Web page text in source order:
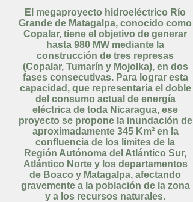
El megaproyecto hidroeléctrico Río
Grande de Matagalpa, conocido como
Copalar, tiene el objetivo de generar
hasta 980 MW mediante la
construcción de tres represas
(Copalar, Tumarín y Mojolka), en dos
fases consecutivas. Para lograr esta
capacidad, que representaría el doble
del consumo actual de energía
eléctrica de toda Nicaragua, ese
proyecto se propone la inundación de
aproximadamente 345 Km² en la
confluencia de los límites de la
Región Autónoma del Atlántico Sur,
Atlántico Norte y los departamentos
de Boaco y Matagalpa, afectando
gravemente a la población de la zona
y a los recursos naturales.